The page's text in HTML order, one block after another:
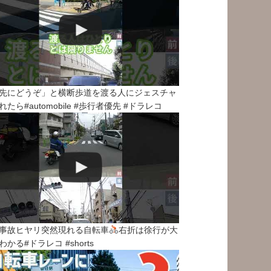
にどうぞ」と横断歩道を渡る人にジェスチャ
たら#automobile #歩行者優先 #ドラレコ
故ヒヤリ突然現れる自転車
右折は徐行が大
かる#ドラレコ #shorts